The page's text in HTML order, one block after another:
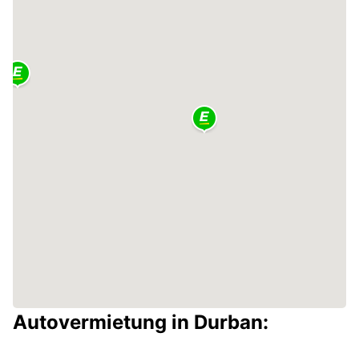
Autovermietung in Durban: